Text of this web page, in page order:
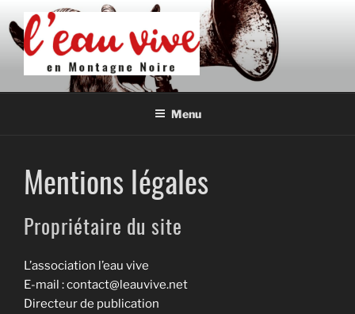
au
contenu
principal
L'EAU VIVE EN MONTAGNE
Association de développement culturel en Montagne Noire
Menu
Mentions légales
Propriétaire du site
L’association l’eau vive
E-mail : contact@leauvive.net
Directeur de publication